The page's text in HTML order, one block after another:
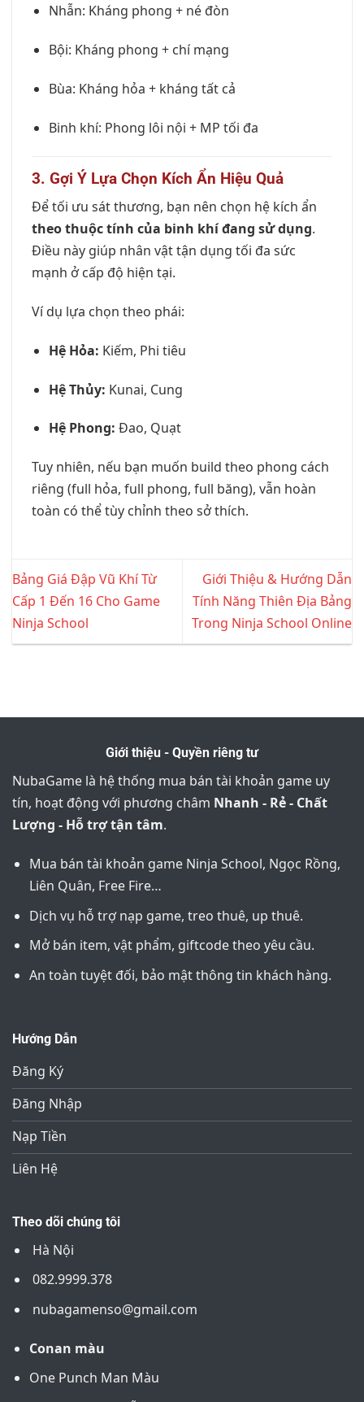
Nhẫn: Kháng phong + né đòn
Bội: Kháng phong + chí mạng
Bùa: Kháng hỏa + kháng tất cả
Binh khí: Phong lôi nội + MP tối đa
3. Gợi Ý Lựa Chọn Kích Ẩn Hiệu Quả
Để tối ưu sát thương, bạn nên chọn hệ kích ẩn
theo thuộc tính của binh khí đang sử dụng.
Điều này giúp nhân vật tận dụng tối đa sức
mạnh ở cấp độ hiện tại.
Ví dụ lựa chọn theo phái:
Hệ Hỏa: Kiếm, Phi tiêu
Hệ Thủy: Kunai, Cung
Hệ Phong: Đao, Quạt
Tuy nhiên, nếu bạn muốn build theo phong cách
riêng (full hỏa, full phong, full băng), vẫn hoàn
toàn có thể tùy chỉnh theo sở thích.
Bảng Giá Đập Vũ Khí Từ
Cấp 1 Đến 16 Cho Game
Ninja School
Giới Thiệu & Hướng Dẫn
Tính Năng Thiên Địa Bảng
Trong Ninja School Online
Giới thiệu - Quyền riêng tư
NubaGame là hệ thống mua bán tài khoản game uy
tín, hoạt động với phương châm Nhanh - Rẻ - Chất
Lượng - Hỗ trợ tận tâm.
Mua bán tài khoản game Ninja School, Ngọc Rồng,
Liên Quân, Free Fire…
Dịch vụ hỗ trợ nạp game, treo thuê, up thuê.
Mở bán item, vật phẩm, giftcode theo yêu cầu.
An toàn tuyệt đối, bảo mật thông tin khách hàng.
Hướng Dẫn
Đăng Ký
Đăng Nhập
Nạp Tiền
Liên Hệ
Theo dõi chúng tôi
Hà Nội
082.9999.378
nubagamenso@gmail.com
Conan màu
One Punch Man Màu